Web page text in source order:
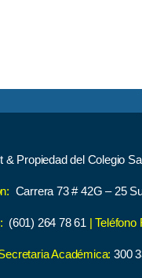
& Propiedad del Colegio
Carrera 73 # 42G – 25
(601) 264 78 61 | Teléfono
Académica:300